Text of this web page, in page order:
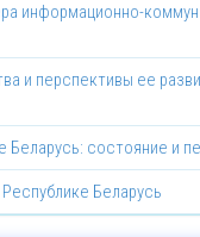
информационно-
и перспективы ее
Беларусь: состояние и
Беларусь